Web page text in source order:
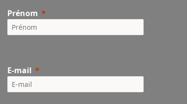
Prénom
E-mail